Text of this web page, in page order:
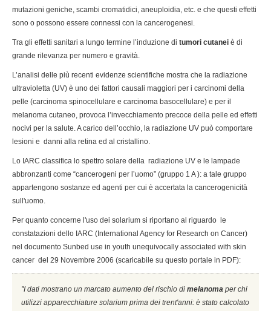
mutazioni geniche, scambi cromatidici, aneuploidia, etc. e che questi effetti
sono o possono essere connessi con la cancerogenesi.
Tra gli effetti sanitari a lungo termine l’induzione di tumori cutanei è di
grande rilevanza per numero e gravità.
L’analisi delle più recenti evidenze scientifiche mostra che la radiazione
ultravioletta (UV) è uno dei fattori causali maggiori per i carcinomi della
pelle (carcinoma spinocellulare e carcinoma basocellulare) e per il
melanoma cutaneo, provoca l’invecchiamento precoce della pelle ed effetti
nocivi per la salute. A carico dell’occhio, la radiazione UV può comportare
lesioni e danni alla retina ed al cristallino.
Lo IARC classifica lo spettro solare della radiazione UV e le lampade
abbronzanti come “cancerogeni per l’uomo” (gruppo 1 A ): a tale gruppo
appartengono sostanze ed agenti per cui è accertata la cancerogenicità
sull'uomo.
Per quanto concerne l'uso dei solarium si riportano al riguardo le
constatazioni dello IARC (International Agency for Research on Cancer)
nel documento Sunbed use in youth unequivocally associated with skin
cancer del 29 Novembre 2006 (scaricabile su questo portale in PDF):
''I dati mostrano un marcato aumento del rischio di melanoma per chi
utilizzi apparecchiature solarium prima dei trent'anni: è stato calcolato